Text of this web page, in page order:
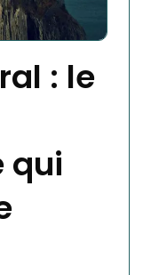
: le
qui